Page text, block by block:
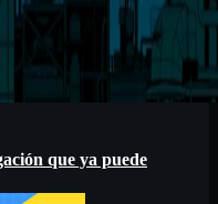
que ya puede